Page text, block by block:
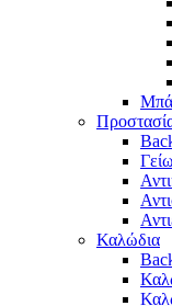
Καλώδια